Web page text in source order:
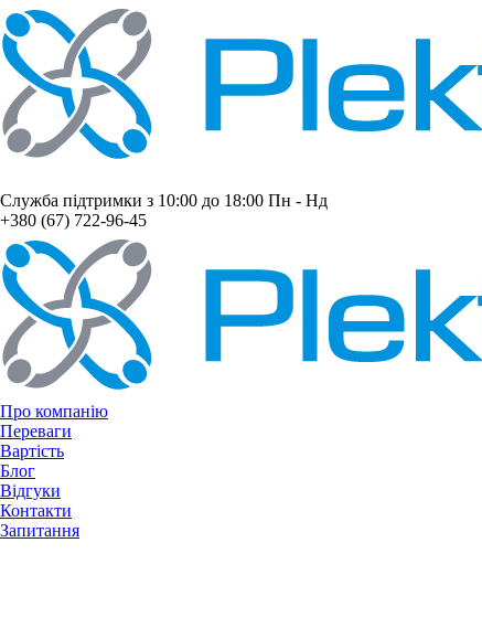
Служба підтримки з 10:00 до 18:00 Пн - Нд
+380 (67) 722-96-45
Про компанію
Переваги
Вартість
Блог
Відгуки
Контакти
Запитання